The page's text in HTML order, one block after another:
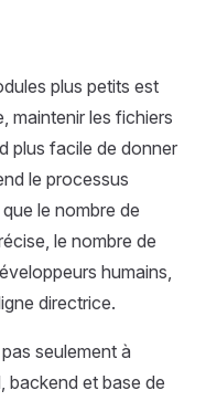
plus petits est
maintenir les fichiers
plus facile de donner
le processus
le nombre de
le nombre de
humains,
directrice.
seulement à
backend et base de